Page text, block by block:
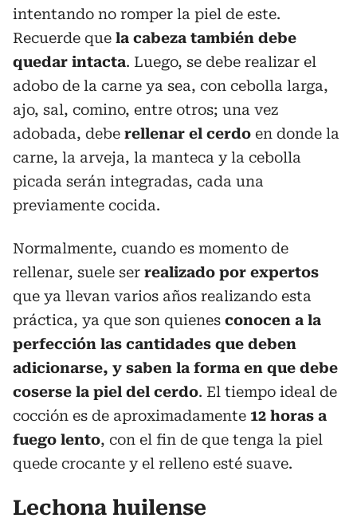
intentando no romper la piel de este.
Recuerde que la cabeza también debe
quedar intacta. Luego, se debe realizar el
adobo de la carne ya sea, con cebolla larga,
ajo, sal, comino, entre otros; una vez
adobada, debe rellenar el cerdo en donde la
carne, la arveja, la manteca y la cebolla
picada serán integradas, cada una
previamente cocida.
Normalmente, cuando es momento de
rellenar, suele ser realizado por expertos
que ya llevan varios años realizando esta
práctica, ya que son quienes conocen a la
perfección las cantidades que deben
adicionarse, y saben la forma en que debe
coserse la piel del cerdo. El tiempo ideal de
cocción es de aproximadamente 12 horas a
fuego lento, con el fin de que tenga la piel
quede crocante y el relleno esté suave.
Lechona huilense